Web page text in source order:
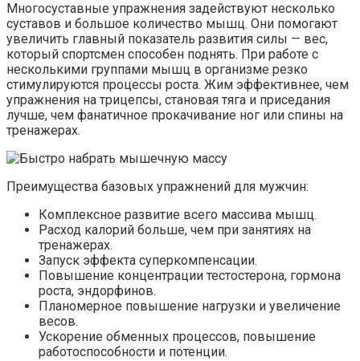
Многосуставные упражнения задействуют несколько
суставов и большое количество мышц. Они помогают
увеличить главный показатель развития силы — вес,
который спортсмен способен поднять. При работе с
несколькими группами мышц в организме резко
стимулируются процессы роста. Жим эффективнее, чем
упражнения на трицепсы, становая тяга и приседания
лучше, чем фанатичное прокачивание ног или спины на
тренажерах.
Преимущества базовых упражнений для мужчин:
Комплексное развитие всего массива мышц.
Расход калорий больше, чем при занятиях на
тренажерах.
Запуск эффекта суперкомпенсации.
Повышение концентрации тестостерона, гормона
роста, эндорфинов.
Планомерное повышение нагрузки и увеличение
весов.
Ускорение обменных процессов, повышение
работоспособности и потенции.